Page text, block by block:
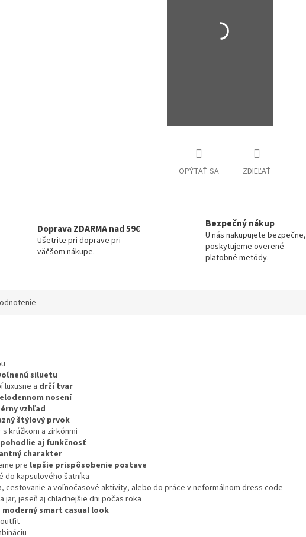
OPÝTAŤ SA ZDIEĽAŤ
Doprava ZDARMA nad 59€
Ušetrite pri doprave pri
väčšom nákupe.
Bezpečný nákup
U nás nakupujete bezpečne,
poskytujeme overené
platobné metódy.
siluetu
luxusne a drží tvar
nosení
vzhľad
štýlový prvok
krúžkom a zirkónmi
pohodlie aj funkčnosť
charakter
pre lepšie prispôsobenie postave
do kapsulového šatníka
cestovanie a voľnočasové aktivity, alebo do práce v neformálnom dress code
jar, jeseň aj chladnejšie dni počas roka
moderný smart casual look